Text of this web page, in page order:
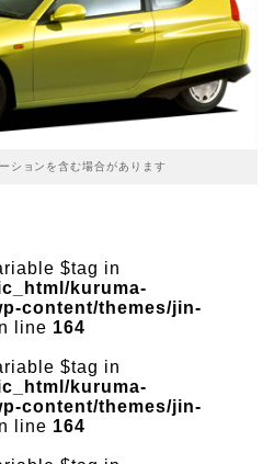
ションを含む場合があります
$tag in
kuruma-
content/themes/jin-
line 164
$tag in
kuruma-
content/themes/jin-
line 164